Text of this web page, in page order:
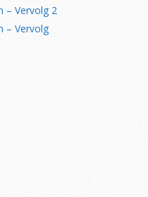
– Vervolg 2
– Vervolg